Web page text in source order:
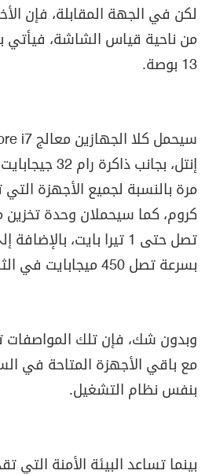
لكن في الجهة المقابلة، فإن
13 بوصة.
سيحمل كلا الجهازين معالج i7
إنتل، بجانب ذاكرة رام 32 جيجابايت من نوع
مرة بالنسبة لجميع الأجهزة
كروم، كما سيحملان وحدة تخزين
تصل حتى 1 تيرا بايت، بالإضافة إلى رقاقة اتصال
بسرعة تصل 450 ميجابايت في الثانية.
وبدون شك، فإن تلك المواصفات
مع باقي الأجهزة المتاحة في
بنفس نظام التشغيل.
بينما تساعد البيئة الأمنة